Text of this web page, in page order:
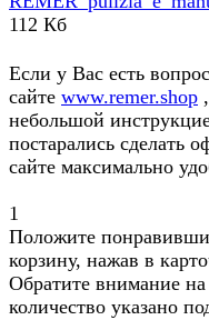
112 Кб
Если у Вас есть
сайте www.remer.shop
небольшой
постарались сделать
сайте максимально
1
Положите
корзину, нажав в
Обратите внимание на
количество указано